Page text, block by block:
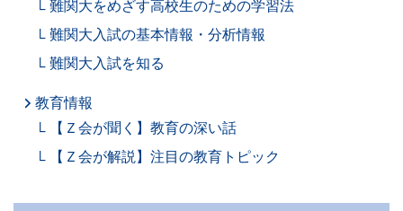
難関大をめざす高校生のための学習法
難関大入試の基本情報・分析情報
難関大入試を知る
教育情報
【Ｚ会が聞く】教育の深い話
【Ｚ会が解説】注目の教育トピック